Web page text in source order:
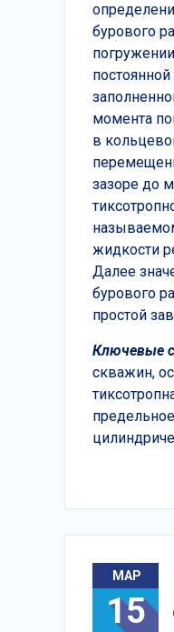
бурового
момента
в
зазоре до
жидкости
Далее
бурового
простой
Ключевые
скважин,
МАР
15